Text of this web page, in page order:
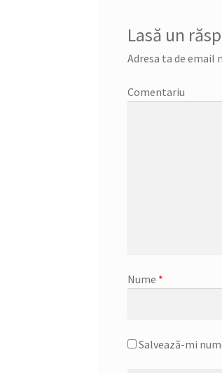
Lasă un
Adresa ta de email
Comentariu
Nume *
Salvează-mi